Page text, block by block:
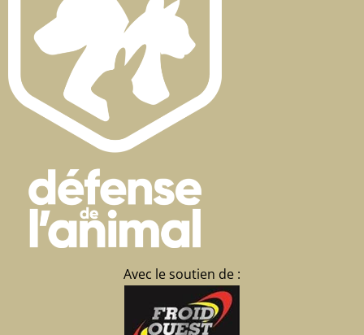
Avec le soutien de :